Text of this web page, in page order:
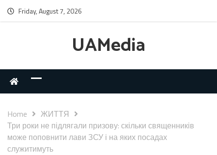
Friday, August 7, 2026
UAMedia
Home
ЖИТТЯ
Три роки не підлягали призову: скільки священників
може поповнити лави ЗСУ і на яких посадах
служитимуть